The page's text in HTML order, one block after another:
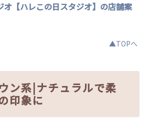
オ【ハレこの日スタジオ】の店舗案
▲TOPへ
ン系|ナチュラルで柔
印象に